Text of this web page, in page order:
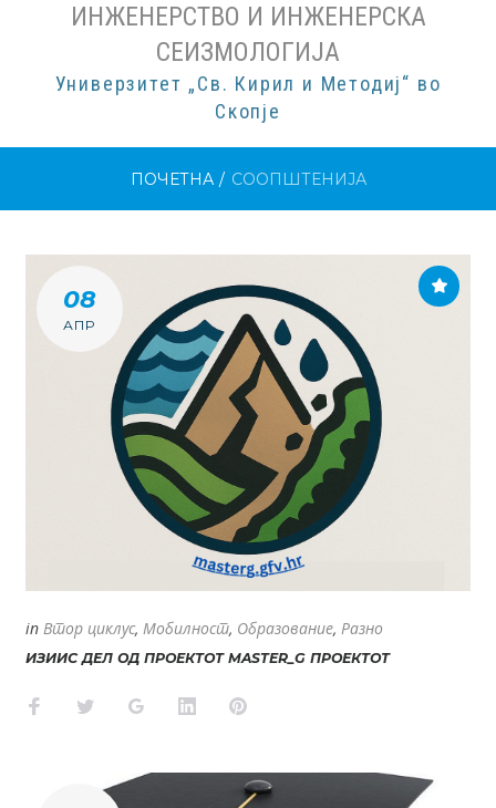
ИНЖЕНЕРСТВО И ИНЖЕНЕРСКА
СЕИЗМОЛОГИЈА
Универзитет „Св. Кирил и Методиј“ во
Скопје
ПОЧЕТНА / СООПШТЕНИЈА
СООПШТЕНИЈА
08
АПР
in Втор циклус, Мобилност, Образование, Разно
ИЗИИС ДЕЛ ОД ПРОЕКТОТ MASTER_G ПРОЕКТОТ
Facebook
TwitterGoogle+LinkedInPinterest